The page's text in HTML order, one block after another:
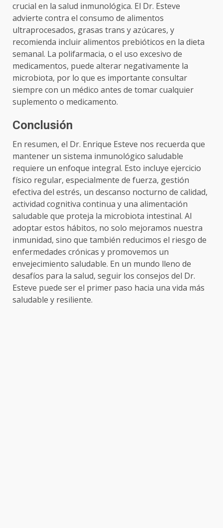
crucial en la salud inmunológica. El Dr. Esteve
advierte contra el consumo de alimentos
ultraprocesados, grasas trans y azúcares, y
recomienda incluir alimentos prebióticos en la dieta
semanal. La polifarmacia, o el uso excesivo de
medicamentos, puede alterar negativamente la
microbiota, por lo que es importante consultar
siempre con un médico antes de tomar cualquier
suplemento o medicamento.
Conclusión
En resumen, el Dr. Enrique Esteve nos recuerda que
mantener un sistema inmunológico saludable
requiere un enfoque integral. Esto incluye ejercicio
físico regular, especialmente de fuerza, gestión
efectiva del estrés, un descanso nocturno de calidad,
actividad cognitiva continua y una alimentación
saludable que proteja la microbiota intestinal. Al
adoptar estos hábitos, no solo mejoramos nuestra
inmunidad, sino que también reducimos el riesgo de
enfermedades crónicas y promovemos un
envejecimiento saludable. En un mundo lleno de
desafíos para la salud, seguir los consejos del Dr.
Esteve puede ser el primer paso hacia una vida más
saludable y resiliente.